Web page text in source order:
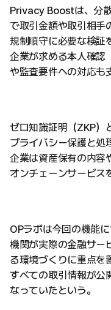
Privacy Boostは、分散
で取引金額や取引相手
規制順守に必要な検証
企業が求める本人確認
や監査要件への対応も
ゼロ知識証明（ZKP）
プライバシー保護と処
企業は資産保有の内容
オンチェーンサービス
OPラボは今回の機能に
機関が実際の金融サー
る環境づくりに重点を
すべての取引情報が公
なっていたという。